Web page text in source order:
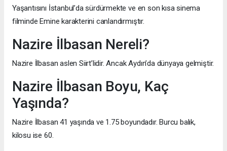
Yaşantısını İstanbul’da sürdürmekte ve en son kısa sinema
filminde Emine karakterini canlandırmıştır.
Nazire İlbasan Nereli?
Nazire İlbasan aslen Siirt’lidir. Ancak Aydın’da dünyaya gelmiştir.
Nazire İlbasan Boyu, Kaç
Yaşında?
Nazire İlbasan 41 yaşında ve 1.75 boyundadır. Burcu balık,
kilosu ise 60.